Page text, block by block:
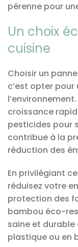
pérenne pour
Un choix
cuisine
Choisir un
c’est opter
croissance
pesticides pour
contribue à la
réduction des
En privilégiant
réduisez votre
protection des
bambou éco-
saine et
plastique ou en